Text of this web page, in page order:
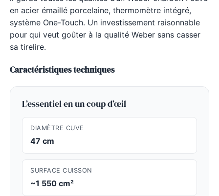
en acier émaillé porcelaine, thermomètre intégré,
système One-Touch. Un investissement raisonnable
pour qui veut goûter à la qualité Weber sans casser
sa tirelire.
Caractéristiques techniques
L’essentiel en un coup d’œil
DIAMÈTRE CUVE
47 cm
SURFACE CUISSON
~1 550 cm²